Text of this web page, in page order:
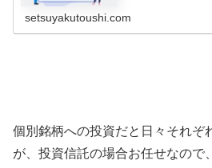
setsuyakutoushi.com
個別銘柄への投資だと日々それぞ
が、投資信託の場合お任せなので